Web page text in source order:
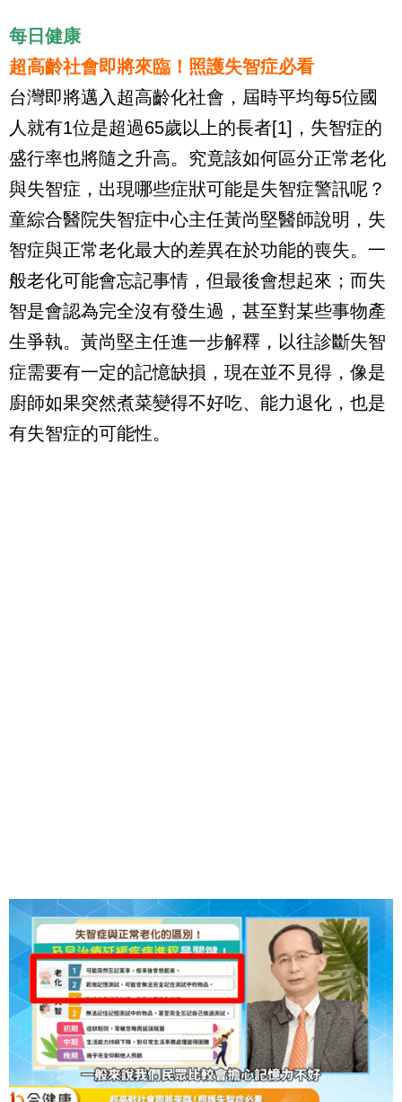
每日健康
超高齡社會即將來臨！照護失智症必看
台灣即將邁入超高齡化社會，屆時平均每5位國
人就有1位是超過65歲以上的長者[1]，失智症的
盛行率也將隨之升高。究竟該如何區分正常老化
與失智症，出現哪些症狀可能是失智症警訊呢？
童綜合醫院失智症中心主任黃尚堅醫師說明，失
智症與正常老化最大的差異在於功能的喪失。一
般老化可能會忘記事情，但最後會想起來；而失
智是會認為完全沒有發生過，甚至對某些事物產
生爭執。黃尚堅主任進一步解釋，以往診斷失智
症需要有一定的記憶缺損，現在並不見得，像是
廚師如果突然煮菜變得不好吃、能力退化，也是
有失智症的可能性。